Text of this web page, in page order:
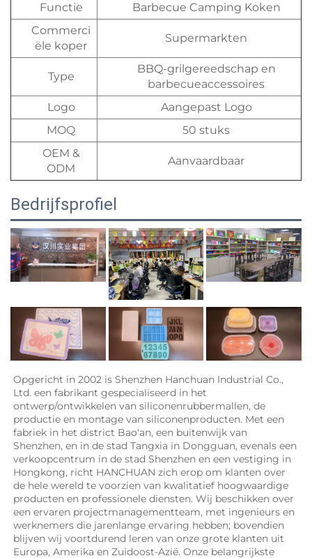
Functie
Barbecue Camping Koken
Commerci
ële koper
Supermarkten
Type
BBQ-grilgereedschap en
barbecueaccessoires
Logo
Aangepast Logo
MOQ
50 stuks
OEM &
ODM
Aanvaardbaar
Bedrijfsprofiel
Opgericht in 2002 is Shenzhen Hanchuan Industrial Co.,
Ltd. een fabrikant gespecialiseerd in het
ontwerp/ontwikkelen van siliconenrubbermallen, de
productie en montage van siliconenproducten. Met een
fabriek in het district Bao'an, een buitenwijk van
Shenzhen, en in de stad Tangxia in Dongguan, evenals een
verkoopcentrum in de stad Shenzhen en een vestiging in
Hongkong, richt HANCHUAN zich erop om klanten over
de hele wereld te voorzien van kwalitatief hoogwaardige
producten en professionele diensten. Wij beschikken over
een ervaren projectmanagementteam, met ingenieurs en
werknemers die jarenlange ervaring hebben; bovendien
blijven wij voortdurend leren van onze grote klanten uit
Europa, Amerika en Zuidoost-Azië. Onze belangrijkste